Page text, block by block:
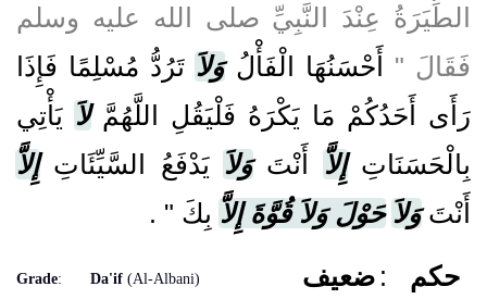
الطِّيَرَةُ عِنْدَ النَّبِيِّ صلى الله عليه وسلم
فَقَالَ ‏"‏ أَحْسَنُهَا الْفَأْلُوَلاَ تَرُدُّ مُسْلِمًا فَإِذَا
رَأَى أَحَدُكُمْ مَا يَكْرَهُ فَلْيَقُلِ اللَّهُمَّلاَ يَأْتِي
بِالْحَسَنَاتِإِلاَّ أَنْتَوَلاَ يَدْفَعُ السَّيِّئَاتِإِلاَّ
أَنْتَوَلاَ حَوْلَ وَلاَ قُوَّةَ إِلاَّ بِكَ ‏" ‏ ‏.‏
Grade: Da'if (Al-Albani)
ضعيف
حكم :